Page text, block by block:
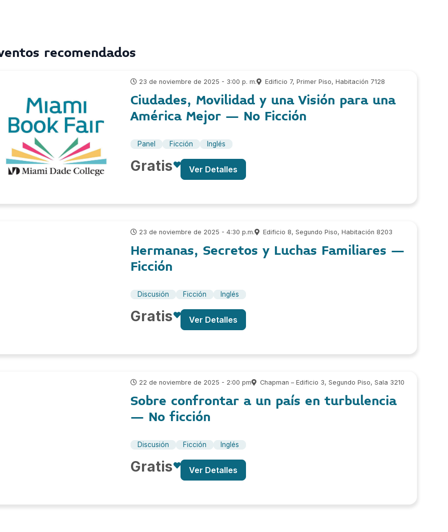
recomendados
23 de noviembre de 2025 - 3:00 p. m. Edificio 7, Primer Piso, Habitación 7128
Ciudades, Movilidad y una Visión para una
América Mejor – No Ficción
Panel Ficción Inglés
Gratis Ver Detalles
23 de noviembre de 2025 - 4:30 p.m. Edificio 8, Segundo Piso, Habitación 8203
Hermanas, Secretos y Luchas Familiares –
Ficción
Discusión Ficción Inglés
Gratis Ver Detalles
22 de noviembre de 2025 - 2:00 pm Chapman – Edificio 3, Segundo Piso, Sala 3210
Sobre confrontar a un país en turbulencia
– No ficción
Discusión Ficción Inglés
Gratis Ver Detalles